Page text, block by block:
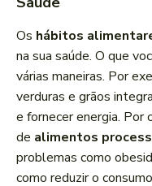
Os hábitos
na sua saúde. O que
várias maneiras. Por
verduras e grãos
e fornecer energia. Por
de alimentos
problemas como
como reduzir o